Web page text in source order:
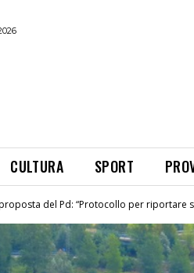
CULTURA SPORT
del Pd: “Protocollo per riportare